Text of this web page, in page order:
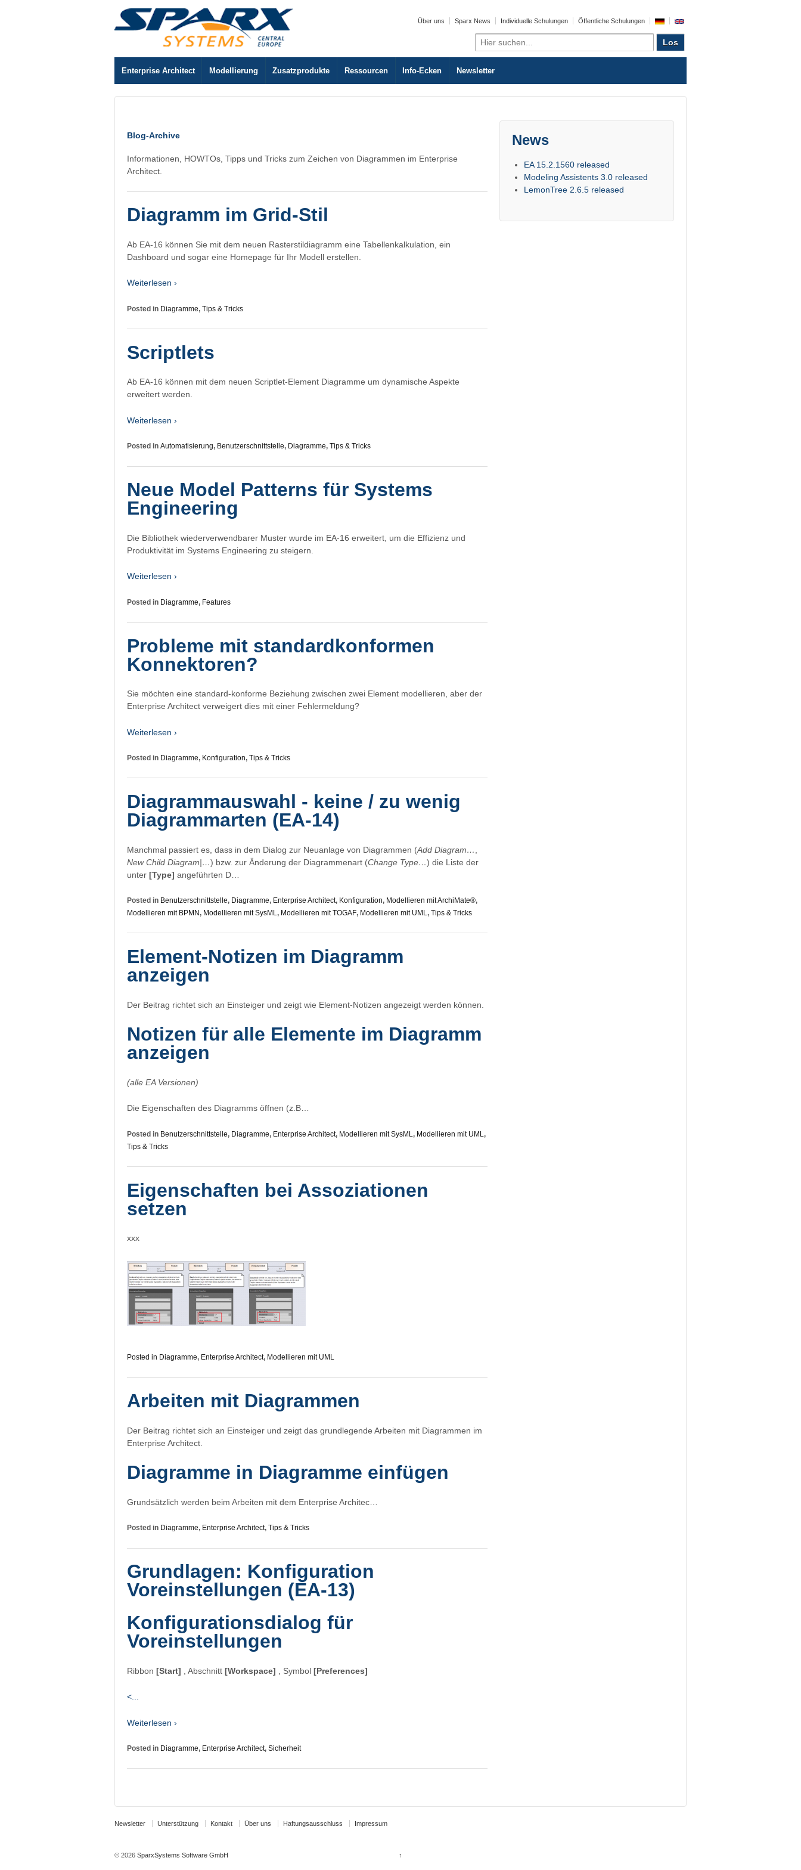
Über uns Sparx News Individuelle Schulungen Öffentliche Schulungen
Search
for:
Enterprise Architect Modellierung Zusatzprodukte Ressourcen Info-Ecken Newsletter
Blog-Archive
Informationen, HOWTOs, Tipps und Tricks zum Zeichen von Diagrammen im Enterprise
Architect.
Diagramm im Grid-Stil
Ab EA-16 können Sie mit dem neuen Rasterstildiagramm eine Tabellenkalkulation, ein
Dashboard und sogar eine Homepage für Ihr Modell erstellen.
Weiterlesen ›
Posted in Diagramme, Tips & Tricks
Scriptlets
Ab EA-16 können mit dem neuen Scriptlet-Element Diagramme um dynamische Aspekte
erweitert werden.
Weiterlesen ›
Posted in Automatisierung, Benutzerschnittstelle, Diagramme, Tips & Tricks
Neue Model Patterns für Systems
Engineering
Die Bibliothek wiederverwendbarer Muster wurde im EA-16 erweitert, um die Effizienz und
Produktivität im Systems Engineering zu steigern.
Weiterlesen ›
Posted in Diagramme, Features
Probleme mit standardkonformen
Konnektoren?
Sie möchten eine standard-konforme Beziehung zwischen zwei Element modellieren, aber der
Enterprise Architect verweigert dies mit einer Fehlermeldung?
Weiterlesen ›
Posted in Diagramme, Konfiguration, Tips & Tricks
Diagrammauswahl - keine / zu wenig
Diagrammarten (EA-14)
Manchmal passiert es, dass in dem Dialog zur Neuanlage von Diagrammen (Add Diagram…
New Child Diagram|…) bzw. zur Änderung der Diagrammenart (Change Type…) die Liste der
unter [Type] angeführten D…
Posted in Benutzerschnittstelle, Diagramme, Enterprise Architect, Konfiguration, Modellieren mit ArchiMate®,
Modellieren mit BPMN, Modellieren mit SysML, Modellieren mit TOGAF, Modellieren mit UML, Tips & Tricks
Element-Notizen im Diagramm
anzeigen
Der Beitrag richtet sich an Einsteiger und zeigt wie Element-Notizen angezeigt werden können.
Notizen für alle Elemente im Diagramm
anzeigen
(alle EA Versionen)
Die Eigenschaften des Diagramms öffnen (z.B…
Posted in Benutzerschnittstelle, Diagramme, Enterprise Architect, Modellieren mit SysML , Modellieren mit UML ,
Tips & Tricks
Eigenschaften bei Assoziationen
setzen
xxx
Posted in Diagramme, Enterprise Architect, Modellieren mit UML
Arbeiten mit Diagrammen
Der Beitrag richtet sich an Einsteiger und zeigt das grundlegende Arbeiten mit Diagrammen im
Enterprise Architect.
Diagramme in Diagramme einfügen
Grundsätzlich werden beim Arbeiten mit dem Enterprise Architec…
Posted in Diagramme, Enterprise Architect, Tips & Tricks
Grundlagen: Konfiguration
Voreinstellungen (EA-13)
Konfigurationsdialog für
Voreinstellungen
Ribbon [Start] , Abschnitt [Workspace] , Symbol [Preferences]
<...
Weiterlesen ›
Posted in Diagramme, Enterprise Architect, Sicherheit
News
EA 15.2.1560 released
Modeling Assistents 3.0 released
LemonTree 2.6.5 released
Newsletter Unterstützung Kontakt Über uns Haftungsausschluss Impressum
© 2026 SparxSystems Software GmbH ↑